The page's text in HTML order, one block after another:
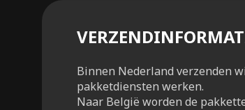
Binnen Nederland verzenden
pakketdiensten werken.
Naar België worden de